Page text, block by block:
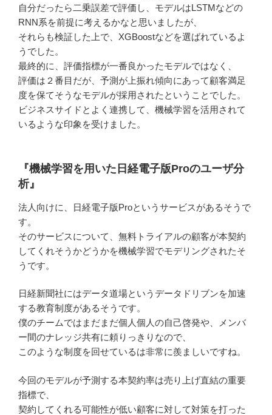
自分だったら二乗誤差で評価し、モデルはLSTMなどの
RNN系を前提に考えるかなと思いましたが、
それらも検証した上で、XGBoostなどを選ばれているよ
うでした。
最終的に、評価指標が一番良かったモデルではなく、
評価は２番目だが、予測が上振れ傾向にあって顧客満足
度を保てそうなモデルが採用されたということでした。
ビジネスサイドとよく連携して、機械学習を活用されて
いるような印象を受けました。
『機械学習を⽤いた⽇経電⼦版Proのユーザ分
析』
法人向けに、日経電子版Proというサービスがあるそうで
す。
そのサービスについて、無料トライアルの顧客が本契約
してくれそうかどうかを機械学習でモデリングされたそ
うです。
日経新聞社にはデータ道場というデータドリブンを加速
する教育制度があるそうです。
僕のチームではまだまだ個人個人の自己啓発や、メンバ
ー間のナレッジ共有に頼りっきりなので、
このような制度を回せているは非常に羨ましいですね。
今回のモデルが予測する本契約率は売り上げ直結の重要
指標で、
契約してくれる可能性が低い顧客に対して対策を打った